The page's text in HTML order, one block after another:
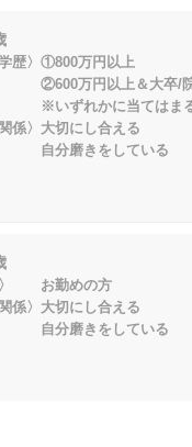
学歴〉①800万円以上
円以上＆大卒/院
れかに当てはまる
係〉大切にし合える
自分磨きをしている
〉 お勤めの方
係〉大切にし合える
自分磨きをしている